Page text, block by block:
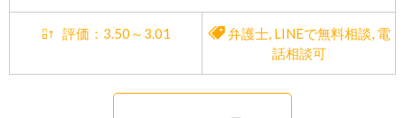
評価：3.50～3.01 弁護士, LINEで無料相談 電
話相談可